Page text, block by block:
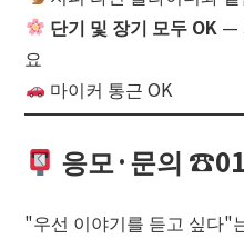
단기 및 장기 모두 OK —
요
마이커 통근 OK
응모·문의
"우선 이야기를 듣고 싶다"